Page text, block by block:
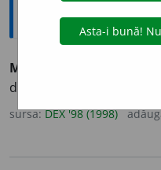
Explicative DEX
MEMORIZ
de rost; a memora. – Din
sursa:DEX '98 (1998)